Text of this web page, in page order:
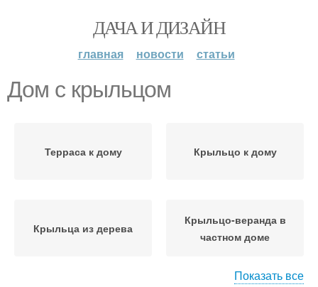
ДАЧА И ДИЗАЙН
главная новости статьи
Дом с крыльцом
Терраса к дому Крыльцо к дому
Крыльца из дерева
Крыльцо-веранда в
частном доме
Показать все